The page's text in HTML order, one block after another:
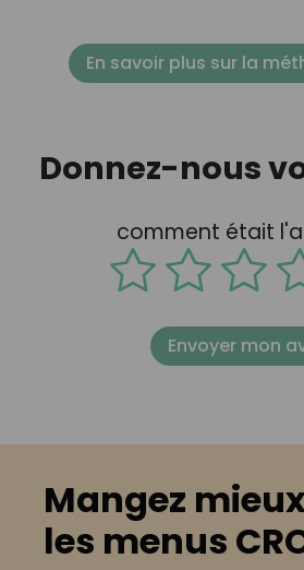
En savoir plus sur la
Donnez-nous
comment était
Envoyer mon
Mangez
les menus